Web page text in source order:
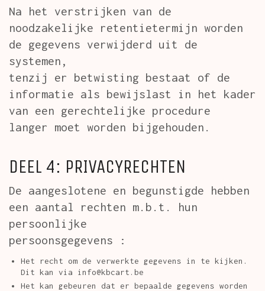
Na het verstrijken van de
noodzakelijke retentietermijn worden
de gegevens verwijderd uit de
systemen,
tenzij er betwisting bestaat of de
informatie als bewijslast in het kader
van een gerechtelijke procedure
langer moet worden bijgehouden.
DEEL 4: PRIVACYRECHTEN
De aangeslotene en begunstigde hebben
een aantal rechten m.b.t. hun
persoonlijke
persoonsgegevens :
Het recht om de verwerkte gegevens in te kijken.
Dit kan via info@kbcart.be
Het kan gebeuren dat er bepaalde gegevens worden